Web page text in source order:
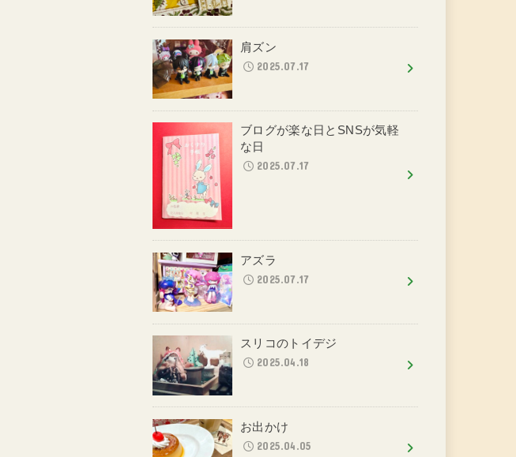
肩ズン
2025.07.17
ブログが楽な日とSNSが気軽
な日
2025.07.17
アズラ
2025.07.17
スリコのトイデジ
2025.04.18
お出かけ
2025.04.05